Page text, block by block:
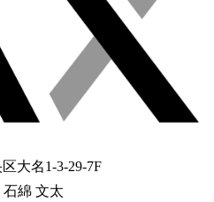
大名1-3-29-7F
綿 文太